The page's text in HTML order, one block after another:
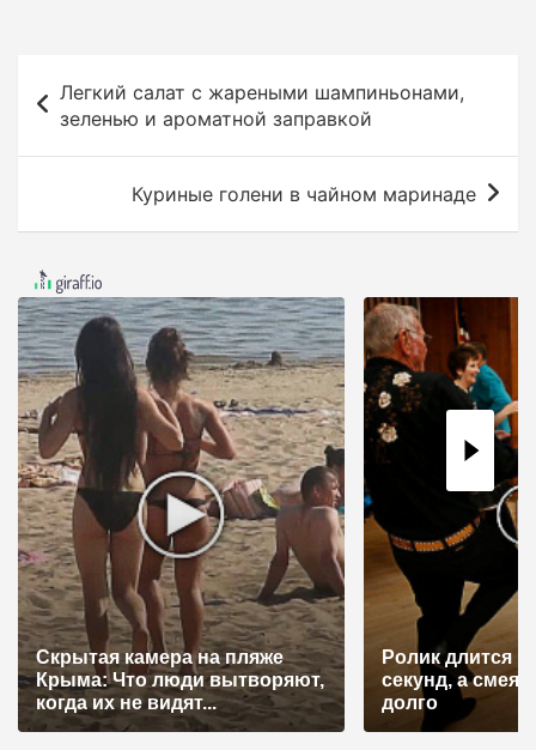
в
г
ц
и
я
п
о
з
а
п
и
с
я
м
Легкий салат с жареными шампиньонами,
зеленью и ароматной заправкой
Куриные голени в чайном маринаде
Скрытая камера на пляже
Крыма: Что люди вытворяют,
когда их не видят...
Ролик длится
секунд, а
долго